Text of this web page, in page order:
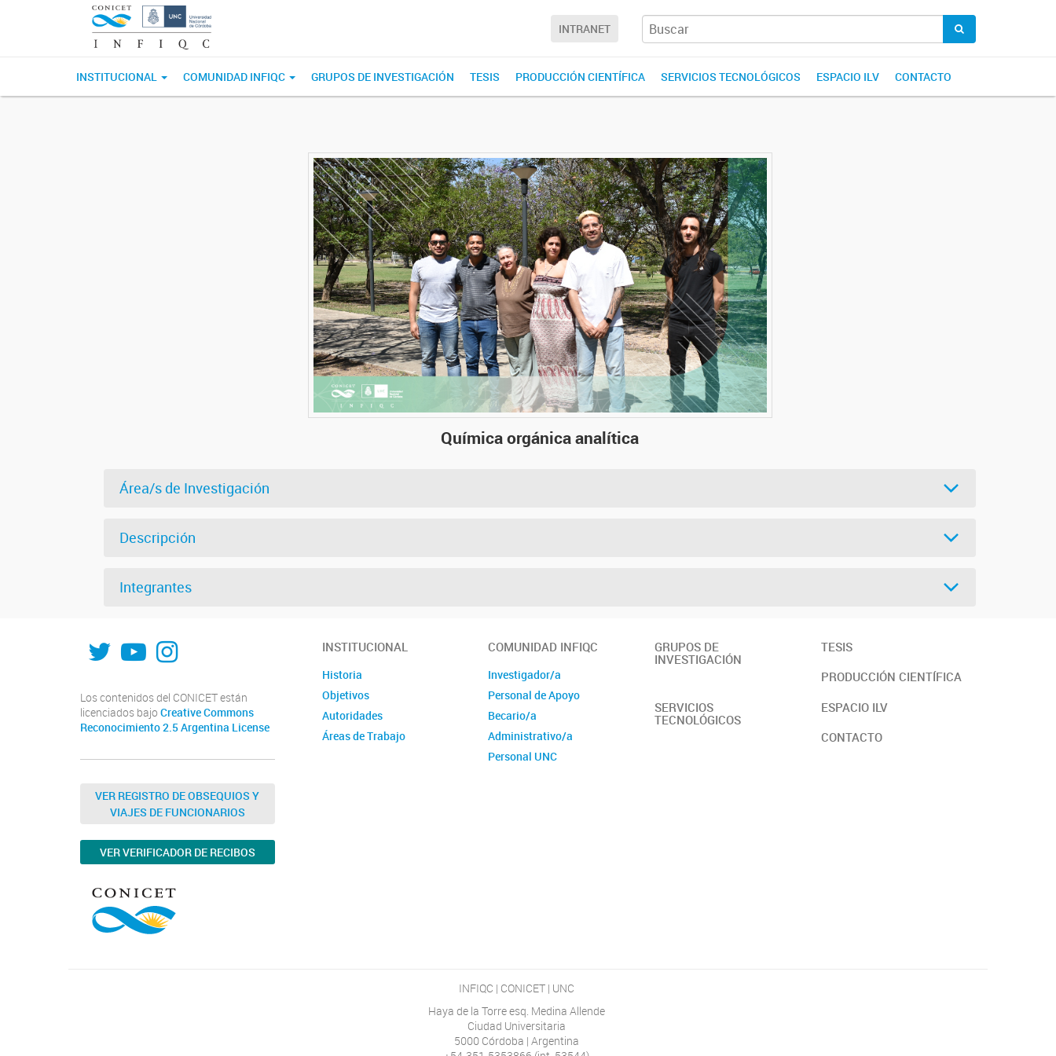
INTRANET
INSTITUCIONAL COMUNIDAD INFIQC GRUPOS DE INVESTIGACIÓN TESIS PRODUCCIÓN CIENTÍFICA SERVICIOS TECNOLÓGICOS ESPACIO ILV CONTACTO
Química orgánica analítica
Área/s de Investigación
Descripción
Integrantes
INFIQC
INFIQCINFIQC
Los contenidos del CONICET están
licenciados bajo Creative Commons
Reconocimiento 2.5 Argentina License
VER REGISTRO DE OBSEQUIOS Y
VIAJES DE FUNCIONARIOS
VER VERIFICADOR DE RECIBOS
INSTITUCIONAL
Historia
Objetivos
Autoridades
Áreas de Trabajo
COMUNIDAD INFIQC
Investigador/a
Personal de Apoyo
Becario/a
Administrativo/a
Personal UNC
GRUPOS DE
INVESTIGACIÓN
TESIS
PRODUCCIÓN CIENTÍFICA
SERVICIOS
TECNOLÓGICOS
ESPACIO ILV
CONTACTO
INFIQC | CONICET | UNC
Haya de la Torre esq. Medina Allende
Ciudad Universitaria
5000 Córdoba | Argentina